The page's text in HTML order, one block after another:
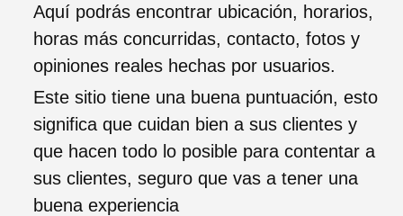
Aquí podrás encontrar ubicación, horarios,
horas más concurridas, contacto, fotos y
opiniones reales hechas por usuarios.
Este sitio tiene una buena puntuación, esto
significa que cuidan bien a sus clientes y
que hacen todo lo posible para contentar a
sus clientes, seguro que vas a tener una
buena experiencia